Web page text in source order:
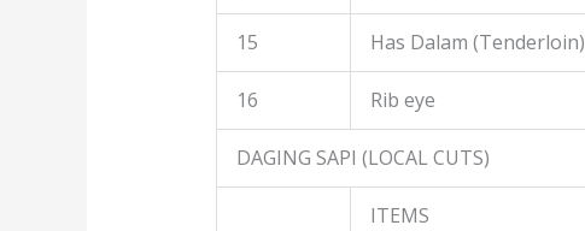
15 Has Dalam (Tenderloin)
16 Rib eye
DAGING SAPI (LOCAL CUTS)
ITEMS